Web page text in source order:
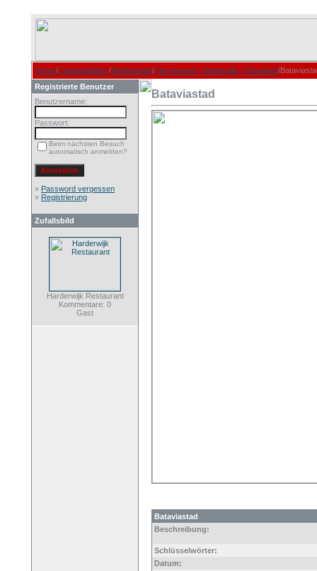
Home/Campingplätze/Niederlande/Flevostrand / Harderwijk / Flevoland/
Registrierte Benutzer
Benutzername:
Passwort:
Beim nächsten Besuch
automatisch anmelden?
» Password vergessen
» Registrierung
Zufallsbild
Harderwijk Restaurant
Kommentare: 0
Gast
Bataviastad
Bataviastad
Beschreibung:
Schlüsselwörter:
Datum: